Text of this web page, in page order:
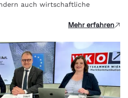
auch wirtschaftliche
Mehr erfahren